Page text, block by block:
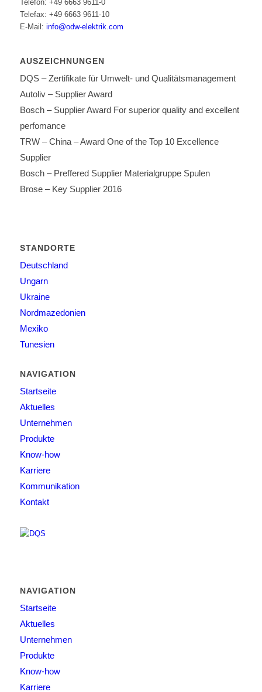
Telefon: +49 6663 9611-0
Telefax: +49 6663 9611-10
E-Mail: info@odw-elektrik.com
AUSZEICHNUNGEN
DQS – Zertifikate für Umwelt- und Qualitätsmanagement
Autoliv – Supplier Award
Bosch – Supplier Award For superior quality and excellent
perfomance
TRW – China – Award One of the Top 10 Excellence
Supplier
Bosch – Preffered Supplier Materialgruppe Spulen
Brose – Key Supplier 2016
STANDORTE
Deutschland
Ungarn
Ukraine
Nordmazedonien
Mexiko
Tunesien
NAVIGATION
Startseite
Aktuelles
Unternehmen
Produkte
Know-how
Karriere
Kommunikation
Kontakt
NAVIGATION
Startseite
Aktuelles
Unternehmen
Produkte
Know-how
Karriere